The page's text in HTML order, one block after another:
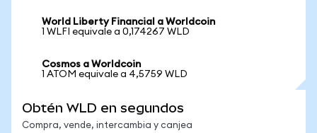
World Liberty Financial a Worldcoin
1 WLFI equivale a 0,174267 WLD
Cosmos a Worldcoin
1 ATOM equivale a 4,5759 WLD
Obtén WLD en segundos
Compra, vende, intercambia y canjea